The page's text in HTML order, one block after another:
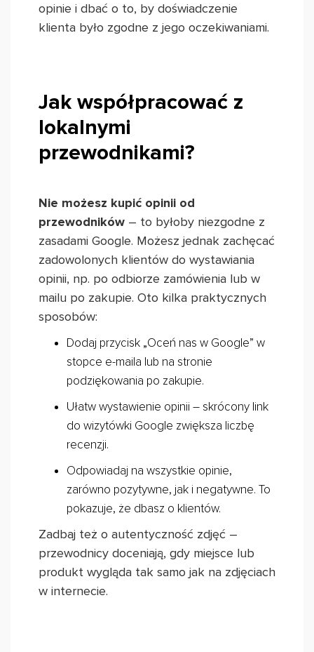
opinie i dbać o to, by doświadczenie
klienta było zgodne z jego oczekiwaniami.
Jak współpracować z
lokalnymi
przewodnikami?
Nie możesz kupić opinii od
przewodników – to byłoby niezgodne z
zasadami Google. Możesz jednak zachęcać
zadowolonych klientów do wystawiania
opinii, np. po odbiorze zamówienia lub w
mailu po zakupie. Oto kilka praktycznych
sposobów:
Dodaj przycisk „Oceń nas w Google” w
stopce e-maila lub na stronie
podziękowania po zakupie.
Ułatw wystawienie opinii – skrócony link
do wizytówki Google zwiększa liczbę
recenzji.
Odpowiadaj na wszystkie opinie,
zarówno pozytywne, jak i negatywne. To
pokazuje, że dbasz o klientów.
Zadbaj też o autentyczność zdjęć –
przewodnicy doceniają, gdy miejsce lub
produkt wygląda tak samo jak na zdjęciach
w internecie.